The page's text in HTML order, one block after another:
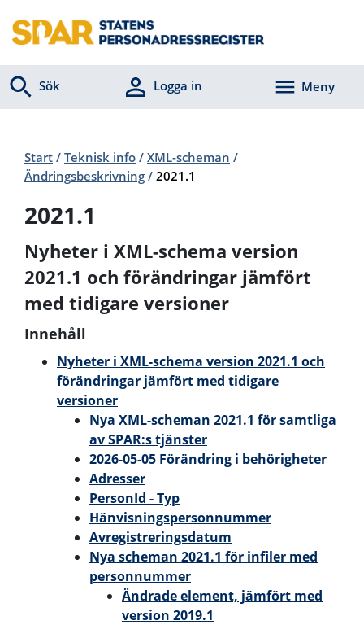
Sök Logga in Meny
Start / Teknisk info / XML-scheman /
Ändringsbeskrivning / 2021.1
2021.1
Nyheter i XML-schema version
2021.1 och förändringar jämfört
med tidigare versioner
Innehåll
Nyheter i XML-schema version 2021.1 och
förändringar jämfört med tidigare
versioner
Nya XML-scheman 2021.1 för samtliga
av SPAR:s tjänster
2026-05-05 Förändring i behörigheter
Adresser
PersonId - Typ
Hänvisningspersonnummer
Avregistreringsdatum
Nya scheman 2021.1 för infiler med
personnummer
Ändrade element, jämfört med
version 2019.1